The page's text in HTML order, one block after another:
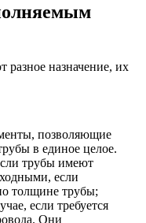
назначение, их
позволяющие
в единое целое.
трубы имеют
если
толщине трубы;
если требуется
Они